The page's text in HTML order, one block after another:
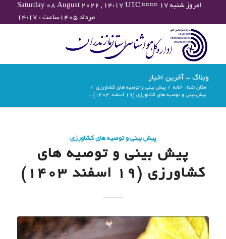
Saturday 08 August 2026 , 14:17 UTC ¤¤¤¤ امروز شنبه ۱۷
مرداد ۱۴۰۵ساعت : ۱۴:۱۷
وبلاگ - آخرین اخبار
مکان شما: خانه / پیش بینی و توصیه های کشاورزی /
پیش بینی و توصیه های کشاورزی (19 اسفند ۱۴۰۳)...
پیش بینی و توصیه های کشاورزی
پیش بینی و توصیه های
کشاورزی (19 اسفند ۱۴۰۳)